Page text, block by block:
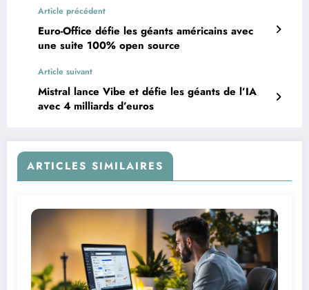
Article précédent
Euro-Office défie les géants américains avec
une suite 100% open source
Article suivant
Mistral lance Vibe et défie les géants de l’IA
avec 4 milliards d’euros
ARTICLES SIMILAIRES